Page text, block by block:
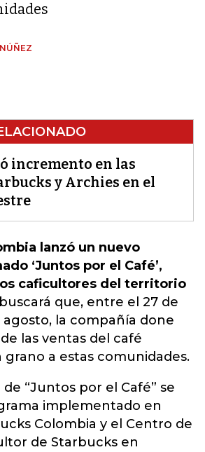
incremento en las
y Archies en el
lanzó un nuevo
‘Juntos por el Café’,
caficultores del territorio
que, entre el 27 de
la compañía done
las ventas del café
a estas comunidades.
“Juntos por el Café” se
implementado en
Colombia y el Centro de
de Starbucks en